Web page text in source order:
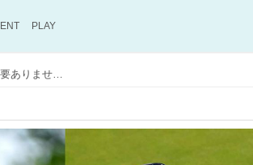
PLAY
ウッドは1本!?「“直ドラ”するので、3番ウッドは必要ありません」池村寛世のクラブセッティング